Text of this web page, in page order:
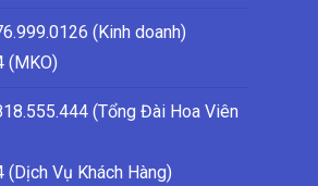
(Kinh doanh)
(MKO)
(Tổng Đài Hoa Viên
(Dịch Vụ Khách Hàng)